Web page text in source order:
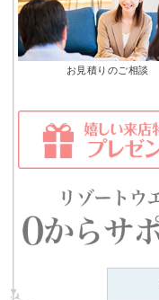
お見積りのご相談